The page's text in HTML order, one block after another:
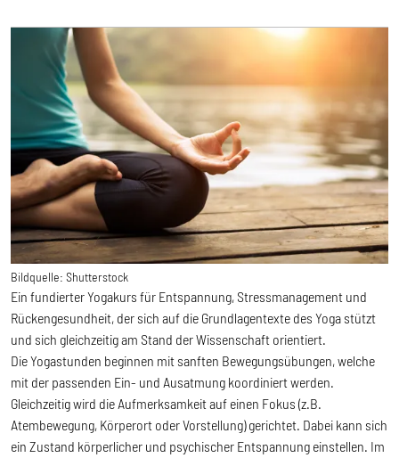
Bildquelle: Shutterstock
Ein fundierter Yogakurs für Entspannung, Stressmanagement und
Rückengesundheit, der sich auf die Grundlagentexte des Yoga stützt
und sich gleichzeitig am Stand der Wissenschaft orientiert.
Die Yogastunden beginnen mit sanften Bewegungsübungen, welche
mit der passenden Ein- und Ausatmung koordiniert werden.
Gleichzeitig wird die Aufmerksamkeit auf einen Fokus (z.B.
Atembewegung, Körperort oder Vorstellung) gerichtet. Dabei kann sich
ein Zustand körperlicher und psychischer Entspannung einstellen. Im